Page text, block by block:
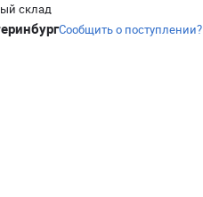
склад
Сообщить о поступлении?